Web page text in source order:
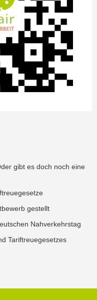
gibt es doch noch eine
gestellt
Nahverkehrstag
Tariftreuegesetzes